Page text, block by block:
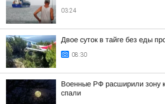
03:24
Двое суток в тайге без еды
08:30
Военные РФ расширили зону
спали